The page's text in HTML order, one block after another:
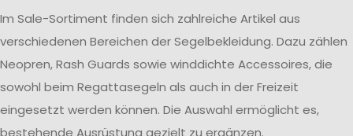
Im Sale-Sortiment finden sich zahlreiche Artikel aus
verschiedenen Bereichen der Segelbekleidung. Dazu zählen
Neopren, Rash Guards sowie winddichte Accessoires, die
sowohl beim Regattasegeln als auch in der Freizeit
eingesetzt werden können. Die Auswahl ermöglicht es,
bestehende Ausrüstung gezielt zu ergänzen.